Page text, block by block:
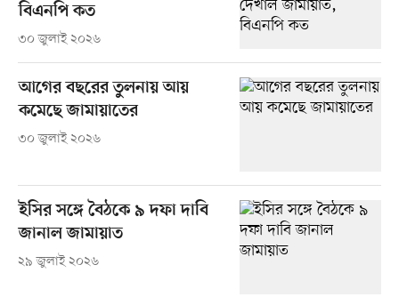
বিএনপি কত
৩০ জুলাই ২০২৬
আগের বছরের তুলনায় আয়
কমেছে জামায়াতের
৩০ জুলাই ২০২৬
ইসির সঙ্গে বৈঠকে ৯ দফা দাবি
জানাল জামায়াত
২৯ জুলাই ২০২৬